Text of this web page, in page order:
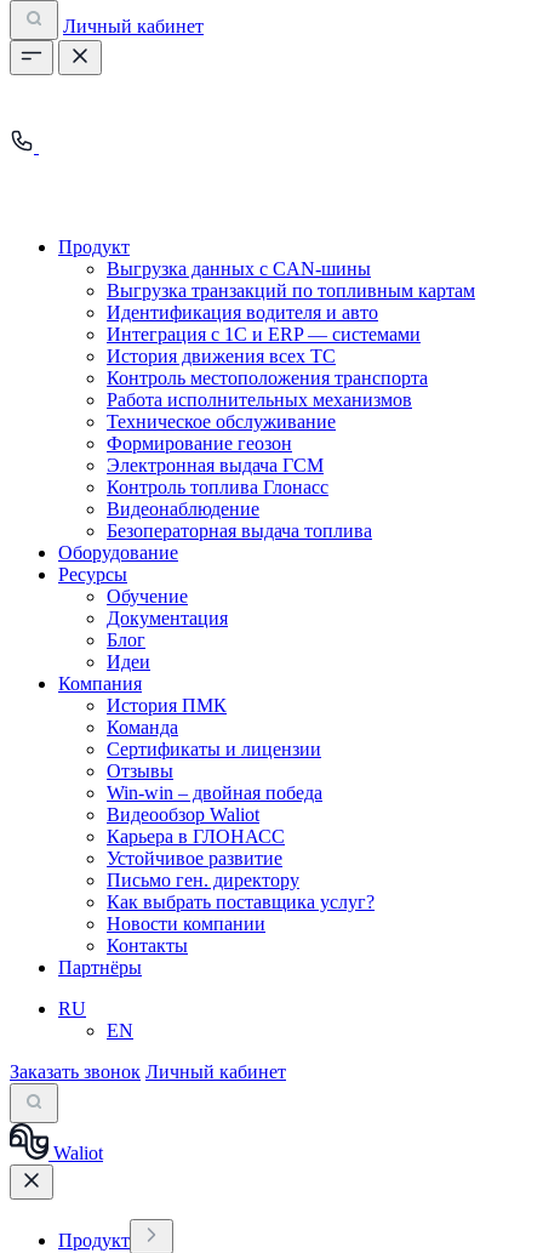
Личный кабинет
Продукт
Выгрузка данных с CAN-шины
Выгрузка транзакций по топливным картам
Идентификация водителя и авто
Интеграция с 1С и ERP — системами
История движения всех ТС
Контроль местоположения транспорта
Работа исполнительных механизмов
Техническое обслуживание
Формирование геозон
Электронная выдача ГСМ
Контроль топлива Глонасс
Видеонаблюдение
Безоператорная выдача топлива
Оборудование
Ресурсы
Обучение
Документация
Блог
Идеи
Компания
История ПМК
Команда
Сертификаты и лицензии
Отзывы
Win-win – двойная победа
Видеообзор Waliot
Карьера в ГЛОНАСС
Устойчивое развитие
Письмо ген. директору
Как выбрать поставщика услуг?
Новости компании
Контакты
Партнёры
RU
EN
Заказать звонок Личный кабинет
Waliot
Продукт